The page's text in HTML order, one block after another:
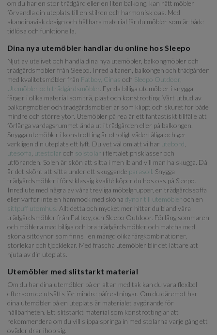
om du har en stor trädgård eller en liten balkong, kan rätt möbler
förvandla din uteplats till en stilren och harmonisk oas. Med
skandinavisk design och hållbara material får du möbler som är både
tidlösa och funktionella.
Dina nya utemöbler handlar du online hos Sleepo
Njut av utelivet och handla dina nya utemöbler, balkongmöbler och
trädgårdsmöbler från Sleepo. Inred altanen, balkongen och trädgården
med kvalitetsmöbler från Fatboy, Cinas och Sleepo Outdoor,
Utemöbler och trädgårdsmöbler . Fynda billiga utemöbler i snygga
färger i olika material som trä, plast och konstrotting. Vårt utbud av
balkongmöbler och trädgårdsmöbler är som klippt och skuret för både
mindre och större ytor. Utemöbler på rea är ett fantastiskt tillfälle att
förlänga vardagsrummet ända ut i trädgården eller på balkongen.
Snygga utemöbler i konstrotting är otroligt vädertåliga och ger
verkligen din uteplats ett lyft. Du vet väl om att vi har utebord
utesoffa utestolar och solstolar i flertalet prisklasser och
utföranden. Solen är skön att sitta i men ibland vill man ha skugga. Då
är det skönt att sitta under ett skuggande parasoll . Snygga
trädgårdsmöbler i förstklassig kvalité köper du hos oss på Sleepo.
Inred ute med några av våra trevliga möbelgrupper, en trädgårdssoffa
eller varför inte en hammock med sköna dynor till utemöbler och en
sittpuff utomhus . Allt detta och mycket mer hittar du bland våra
trädgårdsmöbler från Fatboy, och Sleepo Outdoor. Förläng sommaren
och möblera med billiga och bra trädgårdsmöbler och matcha med
sköna sittdynor som finns i en mängd olika färgkombinationer,
storlekar och tjocklekar. Med fräscha utemöbler blir det lättare att
njuta av din uteplats.
Utemöbler med slitstarkt material
Om du har dina utemöbler på en altan med tak kan du vara flexibel
eftersom de utsätts för mindre påfrestningar. Om du däremot har
dina utemöbler på en uteplats är materialet avgörande för
hållbarheten. Ett slitstarkt material som konstrotting är att
rekommendera om du vill slippa springa in med stolarna varje gång ett
oväder drar ihop sig.